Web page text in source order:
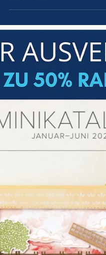
gemacht. Die sch